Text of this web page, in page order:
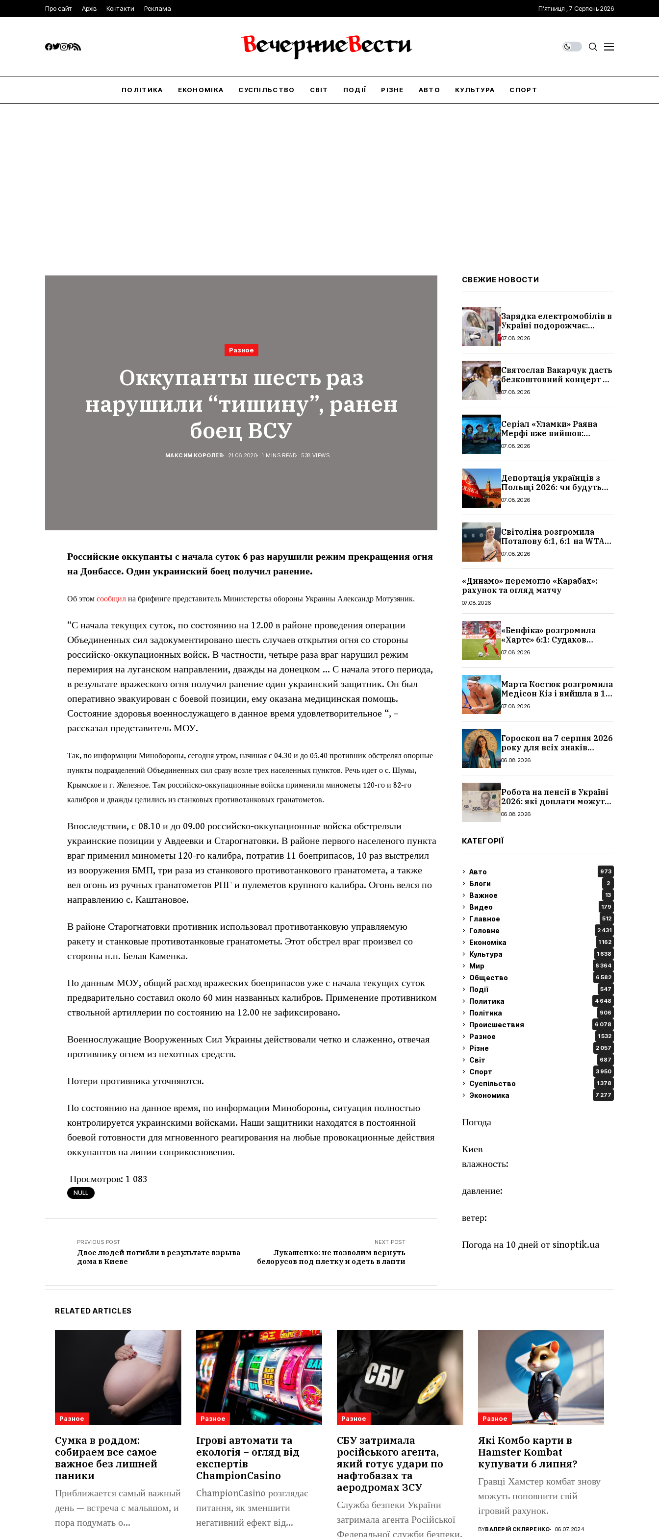
Про сайт Архів Контакти Реклама П’ятниця , 7 Серпень 2026
ПОЛІТИКА ЕКОНОМІКА СУСПІЛЬСТВО СВІТ ПОДІЇ РІЗНЕ АВТО КУЛЬТУРА СПОРТ
Разное
Оккупанты шесть раз
нарушили “тишину”, ранен
боец ВСУ
МАКСИМ КОРОЛЕВ 21.06.2020 1 MINS READ 538 VIEWS
Российские оккупанты с начала суток 6 раз нарушили режим прекращения огня
на Донбассе. Один украинский боец ​​получил ранение.
Об этом сообщил на брифинге представитель Министерства обороны Украины Александр Мотузяник.
“С начала текущих суток, по состоянию на 12.00 в районе проведения операции
Объединенных сил задокументировано шесть случаев открытия огня со стороны
российско-оккупационных войск. В частности, четыре раза враг нарушил режим
перемирия на луганском направлении, дважды на донецком … С начала этого периода,
в результате вражеского огня получил ранение один украинский защитник. Он был
оперативно эвакуирован с боевой позиции, ему оказана медицинская помощь.
Состояние здоровья военнослужащего в данное время удовлетворительное “, –
рассказал представитель МОУ.
Так, по информации Минобороны, сегодня утром, начиная с 04.30 и до 05.40 противник обстрелял опорные
пункты подразделений Объединенных сил сразу возле трех населенных пунктов. Речь идет о с. Шумы,
Крымское и г. Железное. Там российско-оккупационные войска применили минометы 120-го и 82-го
калибров и дважды целились из станковых противотанковых гранатометов.
Впоследствии, с 08.10 и до 09.00 российско-оккупационные войска обстреляли
украинские позиции у Авдеевки и Старогнатовки. В районе первого населеного пункта
враг применил минометы 120-го калибра, потратив 11 боеприпасов, 10 раз выстрелил
из вооружения БМП, три раза из станкового противотанкового гранатомета, а также
вел огонь из ручных гранатометов РПГ и пулеметов крупного калибра. Огонь велся по
направлению с. Каштановое.
В районе Старогнатовки противник использовал противотанковую управляемую
ракету и станковые противотанковые гранатометы. Этот обстрел враг произвел со
стороны н.п. Белая Каменка.
По данным МОУ, общий расход вражеских боеприпасов уже с начала текущих суток
предварительно составил около 60 мин названных калибров. Применение противником
ствольной артиллерии по состоянию на 12.00 не зафиксировано.
Военнослужащие Вооруженных Сил Украины действовали четко и слаженно, отвечая
противнику огнем из пехотных средств.
Потери противника уточняются.
По состоянию на данное время, по информации Минобороны, ситуация полностью
контролируется украинскими войсками. Наши защитники находятся в постоянной
боевой готовности для мгновенного реагирования на любые провокационные действия
оккупантов на линии соприкосновения.
Просмотров: 1 083
NULL
PREVIOUS POST
Двое людей погибли в результате взрыва
дома в Киеве
NEXT POST
Лукашенко: не позволим вернуть
белорусов под плетку и одеть в лапти
СВЕЖИЕ НОВОСТИ
Зарядка електромобілів в
Україні подорожчає:
причина і нові ціни з
07.08.2026
Святослав Вакарчук дасть
безкоштовний концерт у
Львові: дата і місце
07.08.2026
Серіал «Уламки» Раяна
Мерфі вже вийшов:
сюжет, актори та всі
07.08.2026
Депортація українців з
Польщі 2026: чи будуть
висилати українських
07.08.2026
Світоліна розгромила
Потапову 6:1, 6:1 на WTA
1000 у Торонто
07.08.2026
«Динамо» перемогло «Карабах»:
рахунок та огляд матчу
07.08.2026
«Бенфіка» розгромила
«Хартс» 6:1: Судаков
відзначився асистом,
07.08.2026
Марта Костюк розгромила
Медісон Кіз і вийшла в 1/8
фіналу Торонто: результат
07.08.2026
Гороскоп на 7 серпня 2026
року для всіх знаків
зодіаку: кому пощастить у
06.08.2026
Робота на пенсії в Україні
2026: які доплати можуть
скасувати, про що
06.08.2026
КАТЕГОРІЇ
Авто 973
Блоги 2
Важное 13
Видео 179
Главное 512
Головне 2 431
Економіка 1 162
Культура 1 638
Мир 6 364
Общество 6 582
Події 547
Политика 4 648
Політика 906
Происшествия 6 078
Разное 1 532
Різне 2 057
Світ 687
Спорт 3 950
Суспільство 1 378
Экономика 7 277
Погода
Киев
влажность:
давление:
ветер:
Погода на 10 дней от sinoptik.ua
RELATED ARTICLES
Разное
Сумка в роддом:
собираем все самое
важное без лишней
паники
Приближается самый важный
день — встреча с малышом, и
пора подумать о...
Разное
Ігрові автомати та
екологія – огляд від
експертів
ChampionCasino
ChampionCasino розглядає
питання, як зменшити
негативний ефект від
Разное
СБУ затримала
російського агента,
який готує удари по
нафтобазах та
аеродромах ЗСУ
Служба безпеки України
затримала агента Російської
Разное
Які Комбо карти в
Hamster Kombat
купувати 6 липня?
Гравці Хамстер комбат знову
можуть поповнити свій
ігровий рахунок.
BYВАЛЕРІЙ СКЛЯРЕНКО 06.07.2024